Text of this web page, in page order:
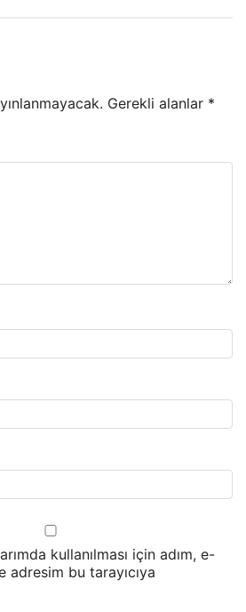
Gerekli alanlar *
kullanılması için adım, e-
bu tarayıcıya